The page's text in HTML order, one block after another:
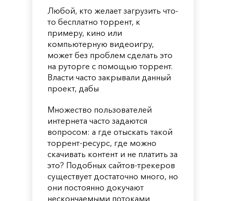
Любой, кто желает загрузить что-
то бесплатно торрент, к
примеру, кино или
компьютерную видеоигру,
может без проблем сделать это
на руторге с помощью торрент.
Власти часто закрывали данный
проект, дабы
Множество пользователей
интернета часто задаются
вопросом: а где отыскать такой
торрент-ресурс, где можно
скачивать контент и не платить за
это? Подобных сайтов-трекеров
существует достаточно много, но
они постоянно докучают
нескончаемыми потоками